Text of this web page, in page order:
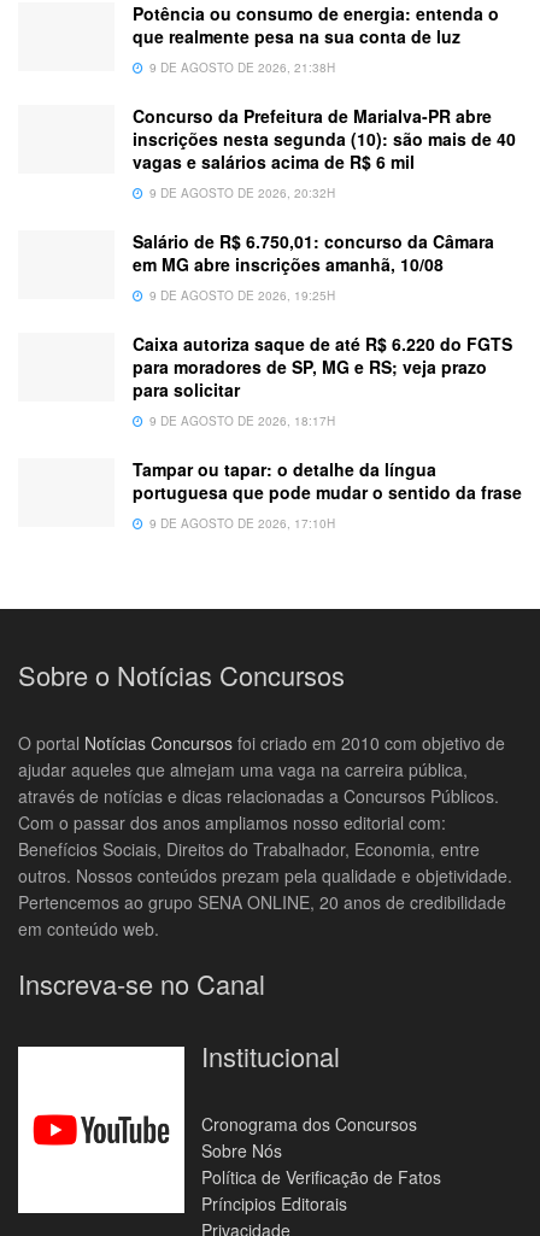
Potência ou consumo de energia: entenda o
que realmente pesa na sua conta de luz
9 DE AGOSTO DE 2026, 21:38H
Concurso da Prefeitura de Marialva-PR abre
inscrições nesta segunda (10): são mais de 40
vagas e salários acima de R$ 6 mil
9 DE AGOSTO DE 2026, 20:32H
Salário de R$ 6.750,01: concurso da Câmara
em MG abre inscrições amanhã, 10/08
9 DE AGOSTO DE 2026, 19:25H
Caixa autoriza saque de até R$ 6.220 do FGTS
para moradores de SP, MG e RS; veja prazo
para solicitar
9 DE AGOSTO DE 2026, 18:17H
Tampar ou tapar: o detalhe da língua
portuguesa que pode mudar o sentido da frase
9 DE AGOSTO DE 2026, 17:10H
Sobre o Notícias Concursos
O portal Notícias Concursos foi criado em 2010 com objetivo de
ajudar aqueles que almejam uma vaga na carreira pública,
através de notícias e dicas relacionadas a Concursos Públicos.
Com o passar dos anos ampliamos nosso editorial com:
Benefícios Sociais, Direitos do Trabalhador, Economia, entre
outros. Nossos conteúdos prezam pela qualidade e objetividade.
Pertencemos ao grupo SENA ONLINE, 20 anos de credibilidade
em conteúdo web.
Inscreva-se no Canal
Institucional
Cronograma dos Concursos
Sobre Nós
Política de Verificação de Fatos
Príncipios Editorais
Privacidade